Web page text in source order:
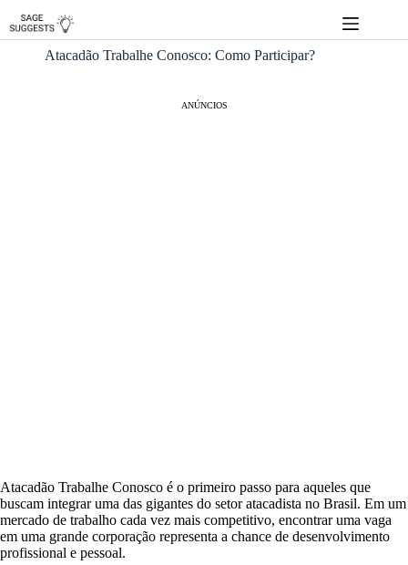
Pular
para
conteúdo
Atacadão Trabalhe Conosco: Como Participar?
ANÚNCIOS
Atacadão Trabalhe Conosco é o primeiro passo para aqueles que
buscam integrar uma das gigantes do setor atacadista no Brasil. Em um
mercado de trabalho cada vez mais competitivo, encontrar uma vaga
em uma grande corporação representa a chance de desenvolvimento
profissional e pessoal.